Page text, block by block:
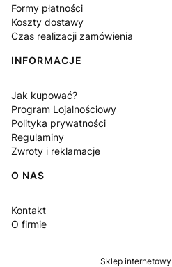
Formy płatności
Koszty dostawy
Czas realizacji zamówienia
INFORMACJE
Jak kupować?
Program Lojalnościowy
Polityka prywatności
Regulaminy
Zwroty i reklamacje
O NAS
Kontakt
O firmie
Sklep internetowy